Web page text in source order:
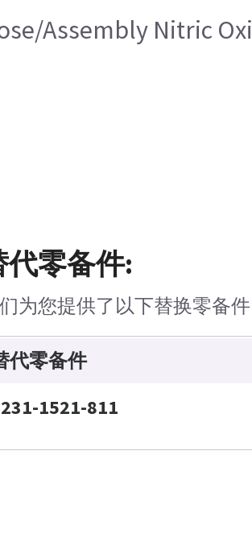
Assembly Nitric
代零备件:
为您提供了以下替换零备
代零备件
1521-811